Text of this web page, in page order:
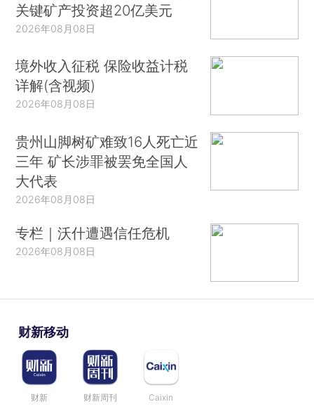
关键矿产投资超20亿美元
2026年08月08日
境外收入征税 保险收益计税
详解(含视频)
2026年08月08日
贵州山脚树矿难致16人死亡近
三年 矿长涉罪被罢免全国人
大代表
2026年08月08日
专栏｜沃什遭遇信任危机
2026年08月08日
财新移动
财新 财新周刊 Caixin